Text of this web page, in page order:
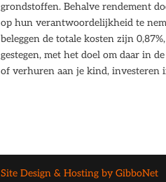
grondstoffen. Behalve rendement
op hun verantwoordelijkheid te
beleggen de totale kosten zijn
gestegen, met het doel om daar in
of verhuren aan je kind, investeren
Site Design & Hosting by GibboNet